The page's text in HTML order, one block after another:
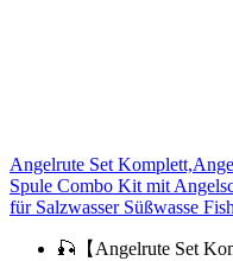
Angelrute Set
Spule Combo Kit mit
für Salzwasser Süßwasse
🎣【Angelrute Set